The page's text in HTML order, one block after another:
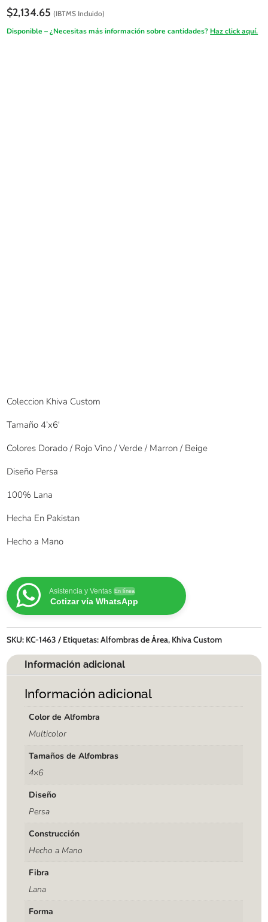
$2,134.65 (IBTMS Incluido)
Disponible – ¿Necesitas más información sobre cantidades? Haz click aquí.
Coleccion Khiva Custom
Tamaño 4’x6′
Colores Dorado / Rojo Vino / Verde / Marron / Beige
Diseño Persa
100% Lana
Hecha En Pakistan
Hecho a Mano
Asistencia y Ventas En línea
Cotizar vía WhatsApp
SKU: KC-1463 Etiquetas:Alfombras de Área, Khiva Custom
Información adicional
Información adicional
Color de Alfombra
Multicolor
Tamaños de Alfombras
4×6
Diseño
Persa
Construcción
Hecho a Mano
Fibra
Lana
Forma